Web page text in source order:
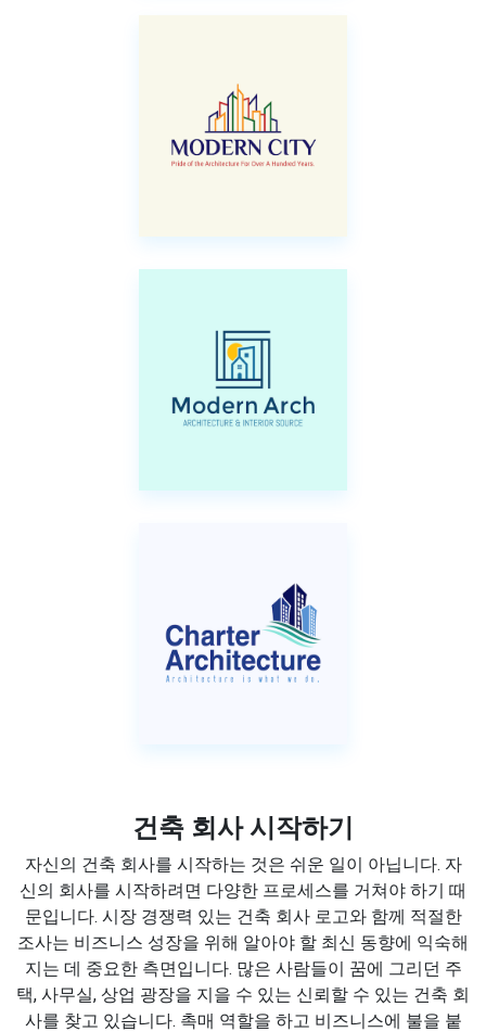
건축 회사 시작하기
자신의 건축 회사를 시작하는 것은 쉬운 일이 아닙니다. 자
신의 회사를 시작하려면 다양한 프로세스를 거쳐야 하기 때
문입니다. 시장 경쟁력 있는 건축 회사 로고와 함께 적절한
조사는 비즈니스 성장을 위해 알아야 할 최신 동향에 익숙해
지는 데 중요한 측면입니다. 많은 사람들이 꿈에 그리던 주
택, 사무실, 상업 광장을 지을 수 있는 신뢰할 수 있는 건축 회
사를 찾고 있습니다. 촉매 역할을 하고 비즈니스에 불을 붙